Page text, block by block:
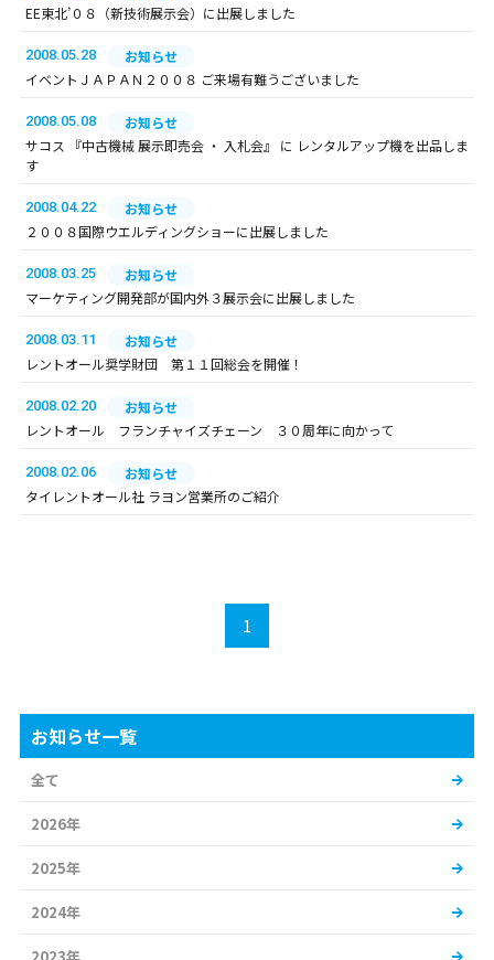
EE東北’０８（新技術展示会）に出展しました
2008.05.28
お知らせ
イベントＪＡＰＡＮ２００８ ご来場有難うございました
2008.05.08
お知らせ
サコス 『中古機械 展示即売会 ・ 入札会』 に レンタルアップ機を出品しま
す
2008.04.22
お知らせ
２００８国際ウエルディングショーに出展しました
2008.03.25
お知らせ
マーケティング開発部が国内外３展示会に出展しました
2008.03.11
お知らせ
レントオール奨学財団 第１１回総会を開催！
2008.02.20
お知らせ
レントオール フランチャイズチェーン ３０周年に向かって
2008.02.06
お知らせ
タイレントオール社 ラヨン営業所のご紹介
1
お知らせ一覧
全て
2026年
2025年
2024年